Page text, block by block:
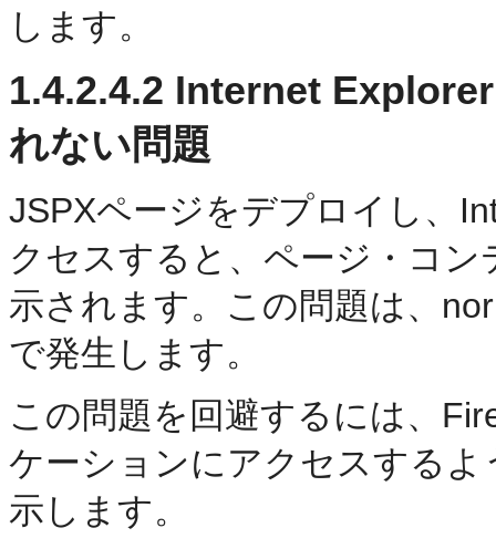
します。
1.4.2.4.2 Internet
れない問題
JSPXページをデプロイし、
クセスすると、ページ・コ
示されます。この問題は、
で発生します。
この問題を回避するには、
ケーションにアクセスする
示します。